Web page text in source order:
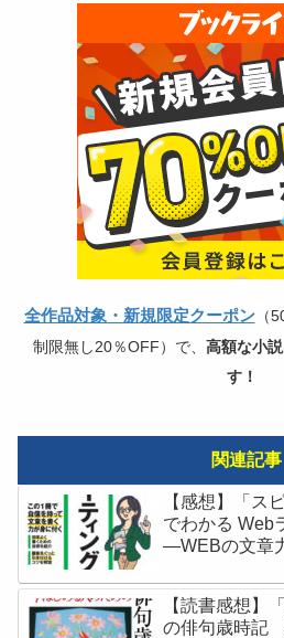
全作品対象・新規限定クーポン（
制限無し20％OFF）で、 高額な小
す！
関連記事
【感想】「ス
でわかる Web
―WEBの文章
【読書感想】
の俳句歳時記